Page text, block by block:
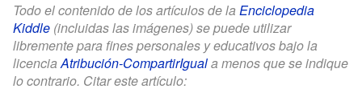
Todo el contenido de los artículos de la Enciclopedia
Kiddle (incluidas las imágenes) se puede utilizar
libremente para fines personales y educativos bajo la
licenciaAtribución-CompartirIguala menos que se indique
lo contrario. Citar este artículo: